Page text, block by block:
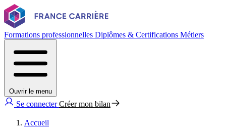
Formations professionnelles Diplômes & Certifications Métiers
Ouvrir le menu
Se connecterCréer mon bilan
Accueil